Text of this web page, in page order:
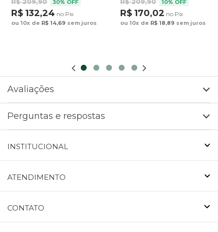
30% OFF
R$ 132,24 no Pix
ou 10x de R$ 14,69 sem juros
10% OFF
R$ 170,02 no Pix
ou 10x de R$ 18,89 sem juros
Avaliações
Perguntas e respostas
INSTITUCIONAL
ATENDIMENTO
CONTATO